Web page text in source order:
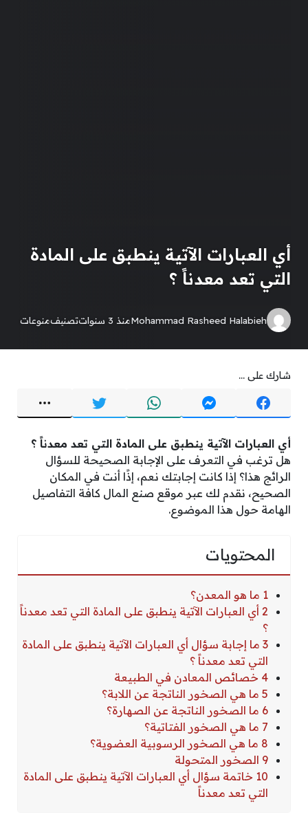
أي العبارات الآتية ينطبق على المادة
التي تعد معدناً ؟
Mohammad Rasheed Halabiehمنذ 3 سنوات تصنيفمنوعات
شارك على ...
أي العبارات الآتية ينطبق على المادة التي تعد معدناً ؟
هل ترغب في التعرف على الإجابة الصحيحة للسؤال
الرائج هذا؟ إذا كانت إجابتك نعم، إذًا أنت في المكان
الصحيح، نقدم لك عبر موقع صنع المال كافة التفاصيل
الهامة حول هذا الموضوع.
المحتويات
1 ما هو المعدن؟
2 أي العبارات الآتية ينطبق على المادة التي تعد معدناً
؟
3 ما إجابة سؤال أي العبارات الآتية ينطبق على المادة
التي تعد معدناً ؟
4 خصائص المعادن في الطبيعة
5 ما هي الصخور الناتجة عن اللابة؟
6 ما الصخور الناتجة عن الصهارة؟
7 ما هي الصخور الفتاتية؟
8 ما هي الصخور الرسوبية العضوية؟
9 الصخور المتحولة
10 خاتمة سؤال أي العبارات الآتية ينطبق على المادة
التي تعد معدناً